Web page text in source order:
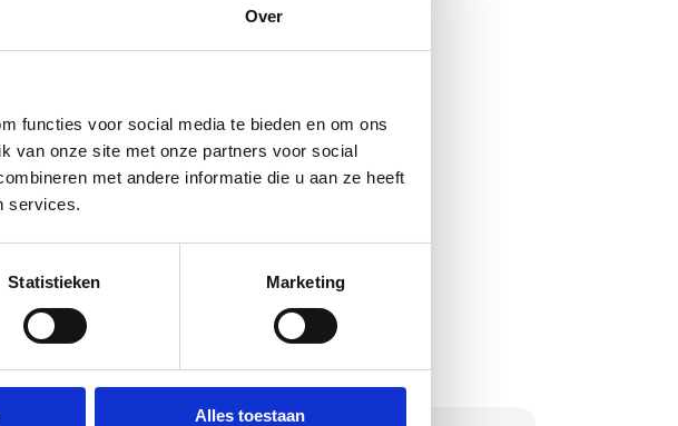
Over
functies voor social media te bieden en om ons
van onze site met onze partners voor social
met andere informatie die u aan ze heeft
services.
Statistieken Marketing
Alles toestaan
op basis van je kenteken. 100%
kosten.
aan je oude auto.